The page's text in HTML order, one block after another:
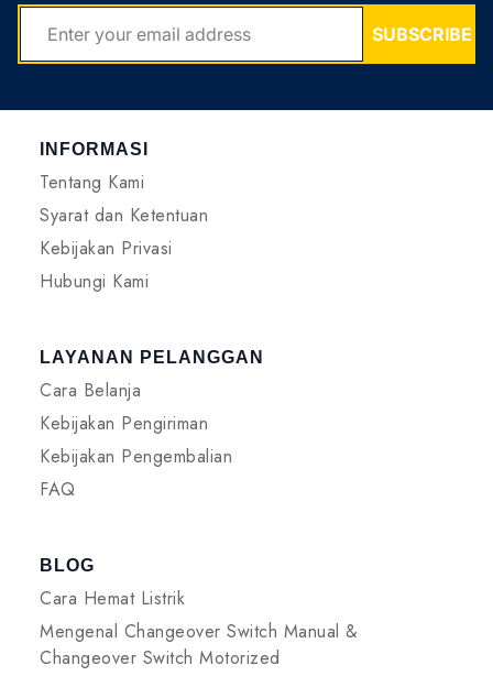
SUBSCRIBE
INFORMASI
Tentang Kami
Syarat dan Ketentuan
Kebijakan Privasi
Hubungi Kami
LAYANAN PELANGGAN
Cara Belanja
Kebijakan Pengiriman
Kebijakan Pengembalian
FAQ
BLOG
Cara Hemat Listrik
Mengenal Changeover Switch Manual &
Changeover Switch Motorized